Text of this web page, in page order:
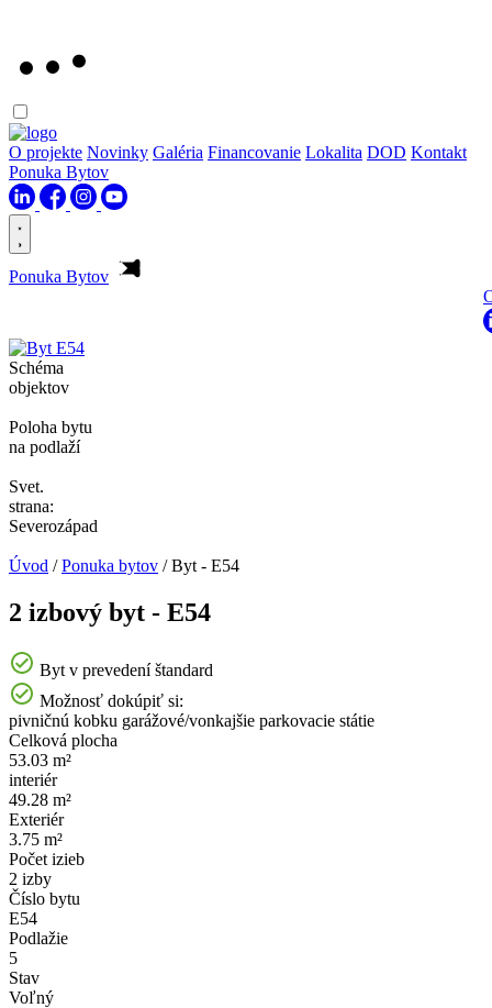
O projekte Novinky Galéria Financovanie Lokalita DOD Kontakt
Ponuka Bytov
Ponuka Bytov
Schéma
objektov
Poloha bytu
na podlaží
Svet.
strana:
Severozápad
Úvod / Ponuka bytov / Byt - E54
2 izbový byt - E54
Byt v prevedení štandard
Možnosť dokúpiť si:
pivničnú kobku garážové/vonkajšie parkovacie státie
Celková plocha
53.03 m²
interiér
49.28 m²
Exteriér
3.75 m²
Počet izieb
2 izby
Číslo bytu
E54
Podlažie
5
Stav
Voľný